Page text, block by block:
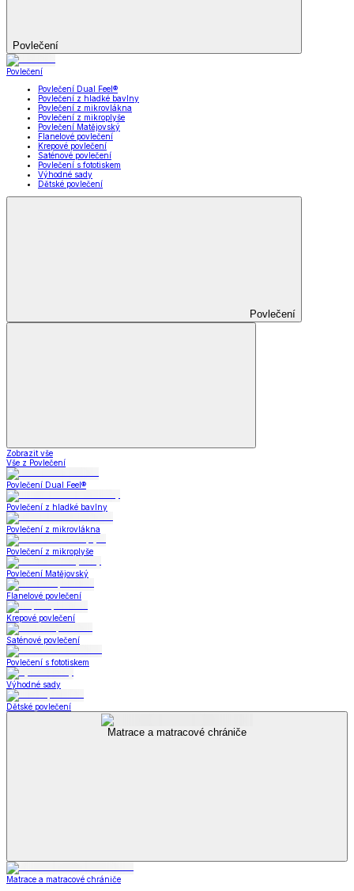
Povlečení
Povlečení
Povlečení Dual Feel®
Povlečení z hladké bavlny
Povlečení z mikrovlákna
Povlečení z mikroplyše
Povlečení Matějovský
Flanelové povlečení
Krepové povlečení
Saténové povlečení
Povlečení s fototiskem
Výhodné sady
Dětské povlečení
Povlečení
Zobrazit vše
Vše z Povlečení
Povlečení Dual Feel®
Povlečení z hladké bavlny
Povlečení z mikrovlákna
Povlečení z mikroplyše
Povlečení Matějovský
Flanelové povlečení
Krepové povlečení
Saténové povlečení
Povlečení s fototiskem
Výhodné sady
Dětské povlečení
Matrace a matracové chrániče
Matrace a matracové chrániče